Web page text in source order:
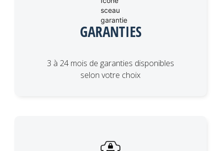
GARANTIES
3 à 24 mois de garanties disponibles
selon votre choix